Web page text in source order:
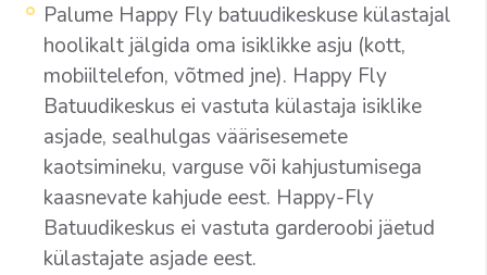
Palume Happy Fly batuudikeskuse külastajal
hoolikalt jälgida oma isiklikke asju (kott,
mobiiltelefon, võtmed jne). Happy Fly
Batuudikeskus ei vastuta külastaja isiklike
asjade, sealhulgas väärisesemete
kaotsimineku, varguse või kahjustumisega
kaasnevate kahjude eest. Happy-Fly
Batuudikeskus ei vastuta garderoobi jäetud
külastajate asjade eest.